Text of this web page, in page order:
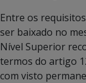
Entre os
ser baixado no
Nível Superior
termos do artigo
com visto